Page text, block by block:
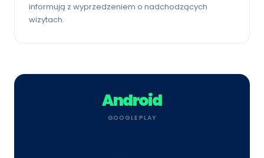
informują z wyprzedzeniem o nadchodzących
wizytach.
Android
GOOGLE PLAY